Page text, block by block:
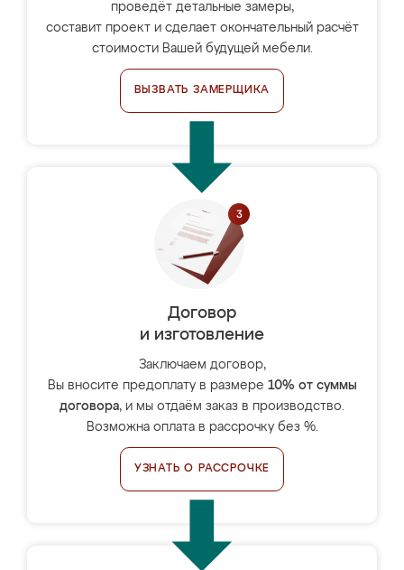
проведёт детальные замеры,
составит проект и сделает окончательный расчёт
стоимости Вашей будущей мебели.
ВЫЗВАТЬ ЗАМЕРЩИКА
Договор
и изготовление
Заключаем договор,
Вы вносите предоплату в размере 10% от суммы
договора, и мы отдаём заказ в производство.
Возможна оплата в рассрочку без %.
УЗНАТЬ О РАССРОЧКЕ